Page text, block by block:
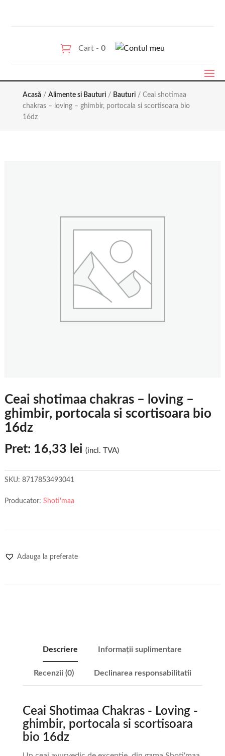
Cart - 0
Acasă/ Alimente si Bauturi/ Bauturi/ Ceai shotimaa
chakras – loving – ghimbir, portocala si scortisoara bio
16dz
Ceai shotimaa chakras – loving –
ghimbir, portocala si scortisoara bio
16dz
Pret: 16,33 lei (incl. TVA)
SKU: 8717853493041
Producator: Shoti'maa
Adauga la preferate
Descriere Informații suplimentare
Recenzii (0) Declinarea responsabilitatii
Ceai Shotimaa Chakras - Loving -
ghimbir, portocala si scortisoara
bio 16dz